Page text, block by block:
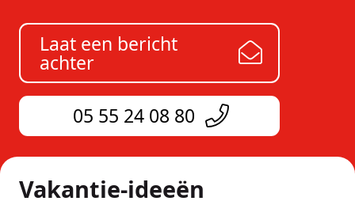
Laat een bericht
achter
05 55 24 08 80
Vakantie-ideeën